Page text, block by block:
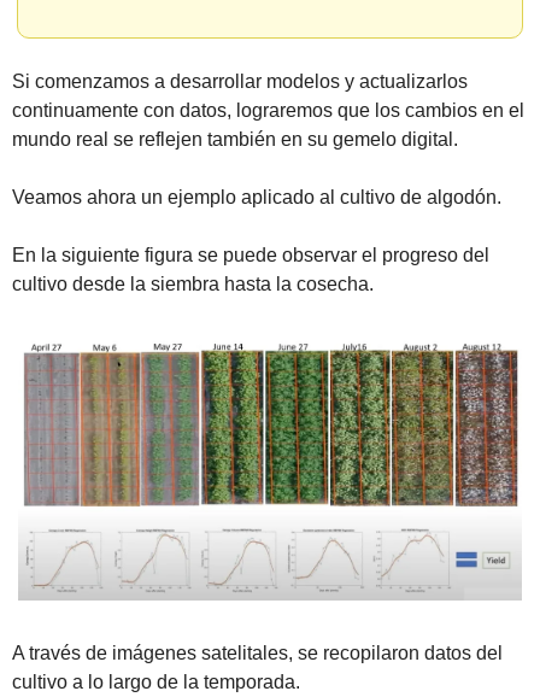
Si comenzamos a desarrollar modelos y actualizarlos
continuamente con datos, lograremos que los cambios en el
mundo real se reflejen también en su gemelo digital.
Veamos ahora un ejemplo aplicado al cultivo de algodón.
En la siguiente figura se puede observar el progreso del
cultivo desde la siembra hasta la cosecha.
A través de imágenes satelitales, se recopilaron datos del
cultivo a lo largo de la temporada.